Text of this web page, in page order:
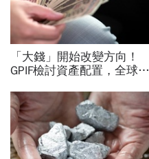
「大錢」開始改變方向！
GPIF檢討資產配置，全球資